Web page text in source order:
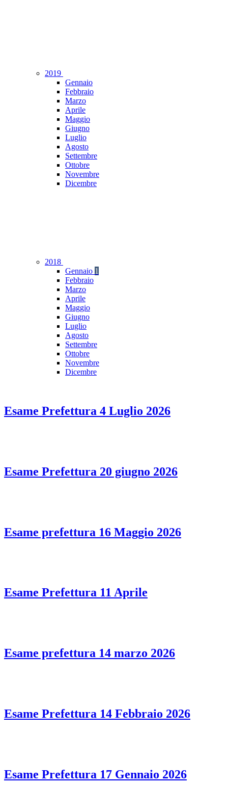
2019
Gennaio
Febbraio
Marzo
Aprile
Maggio
Giugno
Luglio
Agosto
Settembre
Ottobre
Novembre
Dicembre
2018
Gennaio 1
Febbraio
Marzo
Aprile
Maggio
Giugno
Luglio
Agosto
Settembre
Ottobre
Novembre
Dicembre
Esame Prefettura 4 Luglio 2026
Esame Prefettura 20 giugno 2026
Esame prefettura 16 Maggio 2026
Esame Prefettura 11 Aprile
Esame prefettura 14 marzo 2026
Esame Prefettura 14 Febbraio 2026
Esame Prefettura 17 Gennaio 2026